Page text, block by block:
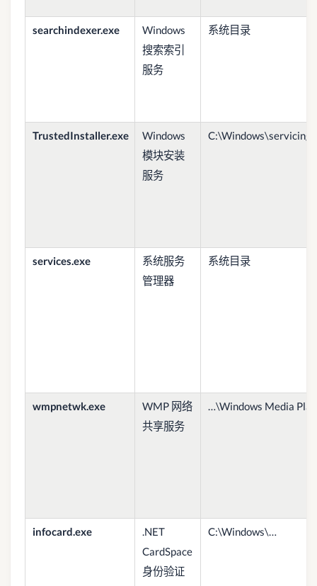
searchindexer.exe
Windows
搜索索引
服务
系统目录
TrustedInstaller.exe
Windows
模块安装
服务
services.exe
系统服务
管理器
系统目录
wmpnetwk.exe
WMP 网络
共享服务
…\Windows Media
infocard.exe
.NET
CardSpace
身份验证
C:\Windows\…